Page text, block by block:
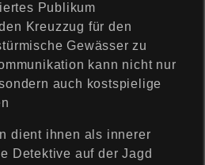
Publikum
Kreuzzug für den
Gewässer zu
kann nicht nur
auch kostspielige
dient ihnen als innerer
Detektive auf der Jagd